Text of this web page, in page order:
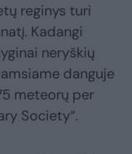
reginys turi
Kadangi
neryškių
danguje
meteorų per
Society“.